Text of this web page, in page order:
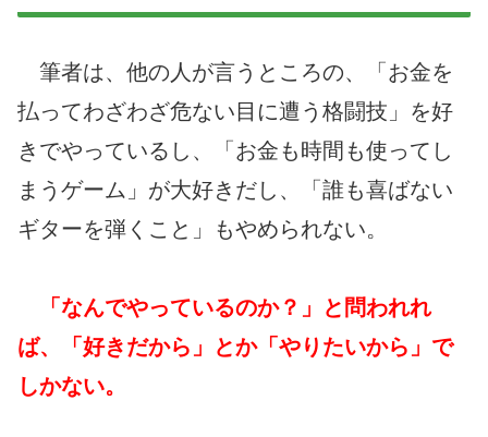
筆者は、他の人が言うところの、「お金を
払ってわざわざ危ない目に遭う格闘技」を好
きでやっているし、「お金も時間も使ってし
まうゲーム」が大好きだし、「誰も喜ばない
ギターを弾くこと」もやめられない。
「なんでやっているのか？」と問われれ
ば、「好きだから」とか「やりたいから」で
しかない。